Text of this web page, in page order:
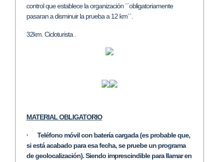
control que establece la organización ´´obligatoriamente
pasaran a disminuir la prueba a 12 km´´.
32km. Cicloturista .
MATERIAL OBLIGATORIO
· Teléfono móvil con batería cargada (es probable que,
si está acabado para esa fecha, se pruebe un programa
de geolocalización). Siendo imprescindible para llamar en